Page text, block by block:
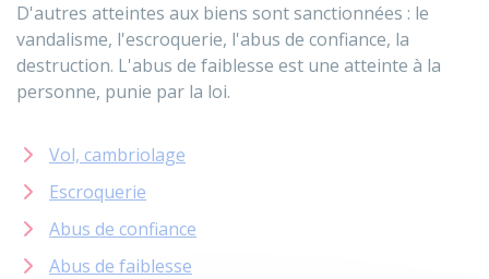
D'autres atteintes aux biens sont sanctionnées : le
vandalisme, l'escroquerie, l'abus de confiance, la
destruction. L'abus de faiblesse est une atteinte à la
personne, punie par la loi.
Vol, cambriolage
Escroquerie
Abus de confiance
Abus de faiblesse